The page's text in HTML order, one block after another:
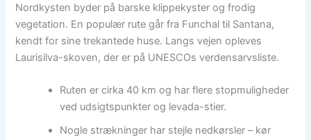
Nordkysten byder på barske klippekyster og frodig
vegetation. En populær rute går fra Funchal til Santana,
kendt for sine trekantede huse. Langs vejen opleves
Laurisilva-skoven, der er på UNESCOs verdensarvsliste.
Ruten er cirka 40 km og har flere stopmuligheder
ved udsigtspunkter og levada-stier.
Nogle strækninger har stejle nedkørsler – kør